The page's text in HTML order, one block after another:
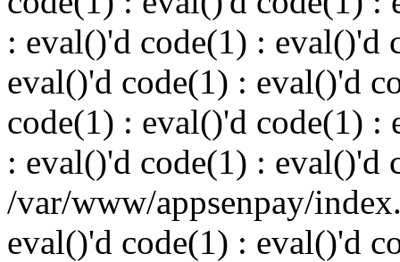
: eval()'d code(1) : eval()'d
eval()'d code(1) : eval()'d
code(1) : eval()'d code(1) :
: eval()'d code(1) : eval()'d
/var/www/appsenpay/
eval()'d code(1) : eval()'d